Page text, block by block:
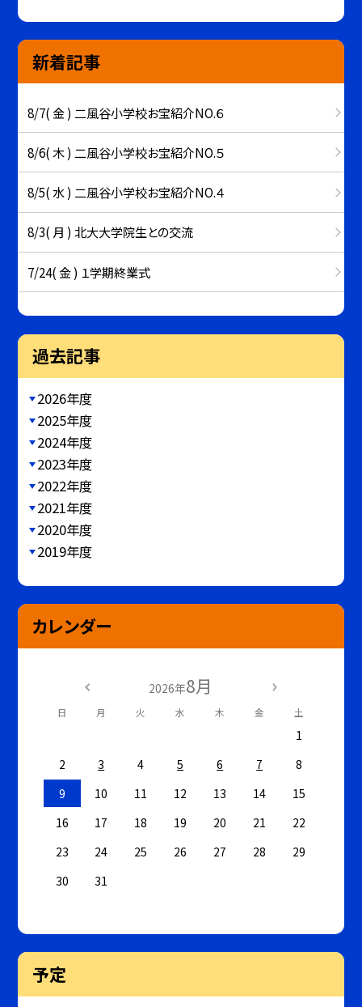
新着記事
8/7( 金 ) 二風谷小学校お宝紹介NO.６
8/6( 木 ) 二風谷小学校お宝紹介NO.５
8/5( 水 ) 二風谷小学校お宝紹介NO.４
8/3( 月 ) 北大大学院生との交流
7/24( 金 ) １学期終業式
過去記事
2026年度
2025年度
2024年度
2023年度
2022年度
2021年度
2020年度
2019年度
カレンダー
2026年8月
日 月 火 水 木 金 土
1
2
3 4 5 6 7
8
9
10 11 12 13 14
15
16
17 18 19 20 21
22
23
24 25 26 27 28
29
30
31
予定